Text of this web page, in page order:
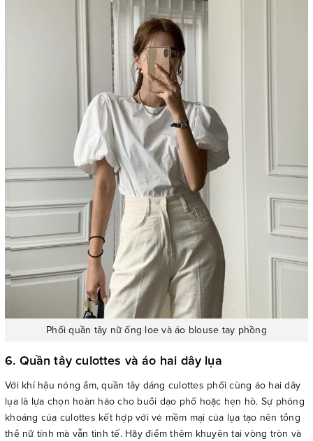
Phối quần tây nữ ống loe và áo blouse tay phồng
6. Quần tây culottes và áo hai dây lụa
Với khí hậu nóng ẩm, quần tây dáng culottes phối cùng áo hai dây
lụa là lựa chọn hoàn hảo cho buổi dạo phố hoặc hẹn hò. Sự phóng
khoáng của culottes kết hợp với vẻ mềm mại của lụa tạo nên tổng
thể nữ tính mà vẫn tinh tế. Hãy điểm thêm khuyên tai vòng tròn và